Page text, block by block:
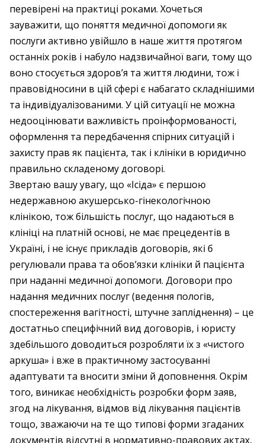
перевірені на практиці роками. Хочеться
зауважити, що поняття медичної допомоги як
послуги активно увійшло в наше життя протягом
останніх років і набуло надзвичайної ваги, тому що
воно стосується здоров’я та життя людини, тож і
правовідносини в цій сфері є набагато складнішими
та індивідуалізованими. У цій ситуації не можна
недооцінювати важливість проінформованості,
оформлення та передбачення спірних ситуацій і
захисту прав як пацієнта, так і клініки в юридично
правильно складеному договорі.
Звертаю вашу увагу, що «Ісіда» є першою
недержавною акушерсько-гінекологічною
клінікою, тож більшість послуг, що надаються в
клініці на платній основі, не має прецедентів в
Україні, і не існує прикладів договорів, які б
регулювали права та обов’язки клініки й пацієнта
при наданні медичної допомоги. Договори про
надання медичних послуг (ведення пологів,
спостереження вагітності, штучне запліднення) – це
достатньо специфічний вид договорів, і юристу
здебільшого доводиться розробляти їх з «чистого
аркуша» і вже в практичному застосуванні
адаптувати та вносити зміни й доповнення. Окрім
того, виникає необхідність розробки форм заяв,
згод на лікування, відмов від лікування пацієнтів
тощо, зважаючи на те що типові форми згаданих
документів відсутні в нормативно-правових актах,